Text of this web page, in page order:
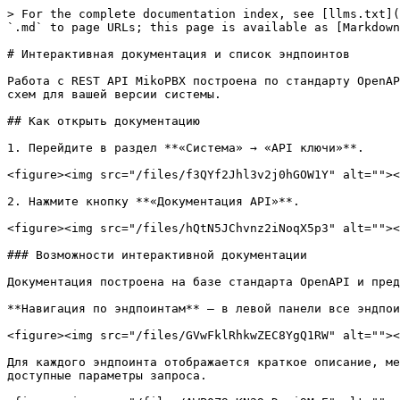
> For the complete documentation index, see [llms.txt](https://docs.mikopbx.com/mikopbx/llms.txt). Markdown versions of documentation pages are available by appending `.md` to page URLs; this page is available as [Markdown](https://docs.mikopbx.com/mikopbx/manual/system/api-keys/endpoints.md).

# Интерактивная документация и список эндпоинтов

Работа с REST API MikoPBX построена по стандарту OpenAPI. Интерактивная документация встроена прямо в АТС и всегда содержит актуальный список эндпоинтов, параметров и схем для вашей версии системы.

## Как открыть документацию

1. Перейдите в раздел **«Система» → «API ключи»**.

<figure><img src="/files/f3QYf2Jhl3v2j0hGOW1Y" alt=""><figcaption><p>Раздел "Система" -> "API ключи"</p></figcaption></figure>

2. Нажмите кнопку **«Документация API»**.

<figure><img src="/files/hQtN5JChvnz2iNoqX5p3" alt=""><figcaption><p>Кнопка «Документация API» в разделе API ключей</p></figcaption></figure>

### Возможности интерактивной документации

Документация построена на базе стандарта OpenAPI и предоставляет полное описание всех эндпоинтов REST API MikoPBX.

**Навигация по эндпоинтам** — в левой панели все эндпоинты сгруппированы по разделам.

<figure><img src="/files/GVwFklRhkwZEC8YgQ1RW" alt=""><figcaption><p>Меню навигации</p></figcaption></figure>

Для каждого эндпоинта отображается краткое описание, метод запроса (GET, POST, PUT, PATCH, DELETE), endpoint с подставленым адресом АТС. Ниже отображаются все доступные параметры запроса.

<figure><img src="/files/AWP0Z9sKN29rDrvi9MmE" alt=""><figcaption><p>Описание эндпоинта с параметрами запроса и примером тела</p></figcaption></figure>

**Примеры кода** — для каждого эндпоинта доступны готовые примеры запросов на разных языках. Переключатель находится под панелью параметров — по умолчанию показывается Shell / cURL, доступны также и другие языки (нажмите на название языка для его смены - в этой инструкции Python 3).

Ниже находится пример ответа сервера.

<figure><img src="/files/sszzLiP1JSI5131WM70L" alt=""><figcaption><p>Пример запроса на Python и пример ответа сервера</p></figcaption></figure>

**Выполнение запросов онлайн** — документация позволяет отправлять реальные запросы прямо из браузера и получать ответы от вашей АТС. Сервер определяется автоматически по адресу текущей страницы.

<figure><img src="/files/CamCNZzMU0ayrI8raJ6X" alt=""><figcaption><p>Выполнение запросов из документации API</p></figcaption></figure>

Внизу страницы Вы найдете возможные номера ответов на запрос и краткое пояснение к ним. Так же будут отображены все параметры тела выбранного ответа.

<figure><img src="/files/OCL5Z3EEXrn37QqZH0Gl" alt=""><figcaption><p>Коды ответов и структура тела ответа</p></figcaption></figure>

## Список эндпоинтов

> Базовый префикс всех путей: `/pbxcore/api/v3`

###